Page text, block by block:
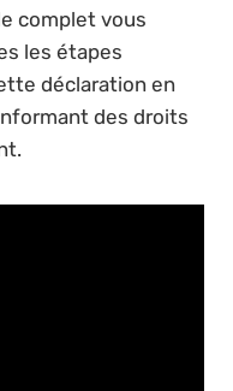
complet vous
les étapes
déclaration en
des droits